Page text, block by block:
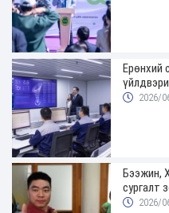
Ерөнхий
2026/
Бээжин,
сургалт
2026/